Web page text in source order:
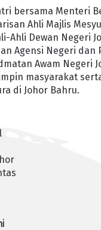
bersama Menteri
Ahli Majlis
Ahli Dewan Negeri
Agensi Negeri dan
Awam Negeri
masyarakat
di Johor Bahru.